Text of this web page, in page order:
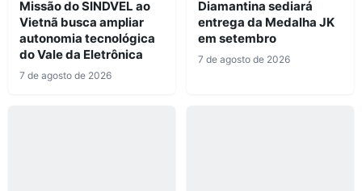
Missão do SINDVEL ao
Vietnã busca ampliar
autonomia tecnológica
do Vale da Eletrônica
7 de agosto de 2026
Diamantina sediará
entrega da Medalha JK
em setembro
7 de agosto de 2026